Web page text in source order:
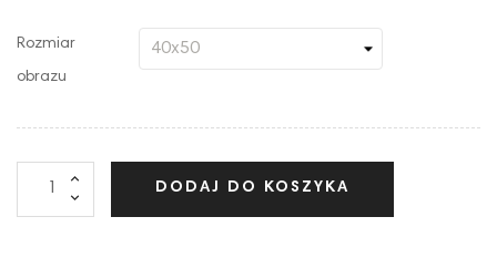
Rozmiar
obrazu
DODAJ DO KOSZYKA